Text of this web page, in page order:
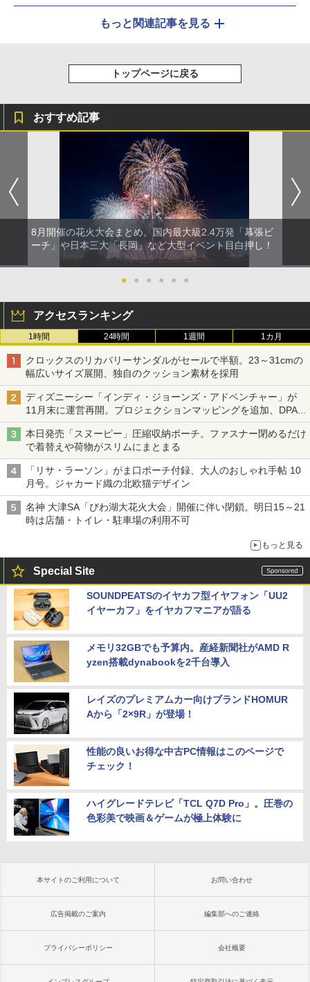
もっと関連記事を見る
トップページに戻る
おすすめ記事
8月開催の花火大会まとめ。国内最大級2.4万発「幕張ビ
ーチ」や日本三大「長岡」など大型イベント目白押し！
● ● ● ● ● ●
アクセスランキング
1時間 24時間 1週間 1カ月
クロックスのリカバリーサンダルがセールで半額。23～31cmの
幅広いサイズ展開、独自のクッション素材を採用
ディズニーシー「インディ・ジョーンズ・アドベンチャー」が
11月末に運営再開。プロジェクションマッピングを追加、DPA
は1500円
本日発売「スヌーピー」圧縮収納ポーチ。ファスナー閉めるだけ
で着替えや荷物がスリムにまとまる
「リサ・ラーソン」がま口ポーチ付録、大人のおしゃれ手帖 10
月号。ジャカード織の北欧猫デザイン
名神 大津SA「びわ湖大花火大会」開催に伴い閉鎖。明日15～21
時は店舗・トイレ・駐車場の利用不可
もっと見る
Special Site
SOUNDPEATSのイヤカフ型イヤフォン「UU2
イヤーカフ」をイヤカフマニアが語る
メモリ32GBでも予算内。産経新聞社がAMD R
yzen搭載dynabookを2千台導入
レイズのプレミアムカー向けブランドHOMUR
Aから「2×9R」が登場！
性能の良いお得な中古PC情報はこのページで
チェック！
ハイグレードテレビ「TCL Q7D Pro」。圧巻の
色彩美で映画＆ゲームが極上体験に
本サイトのご利用について お問い合わせ
広告掲載のご案内 編集部へのご連絡
プライバシーポリシー 会社概要